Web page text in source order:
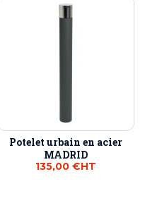
Potelet urbain en acier
MADRID
135,00 €HT